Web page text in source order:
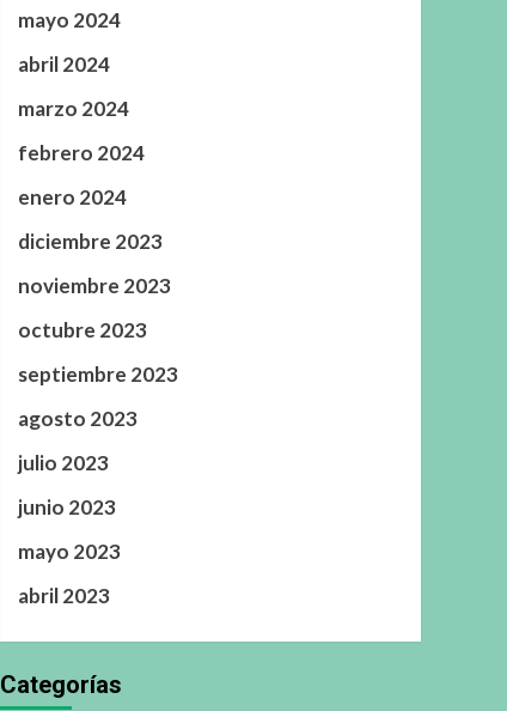
mayo 2024
abril 2024
marzo 2024
febrero 2024
enero 2024
diciembre 2023
noviembre 2023
octubre 2023
septiembre 2023
agosto 2023
julio 2023
junio 2023
mayo 2023
abril 2023
Categorías